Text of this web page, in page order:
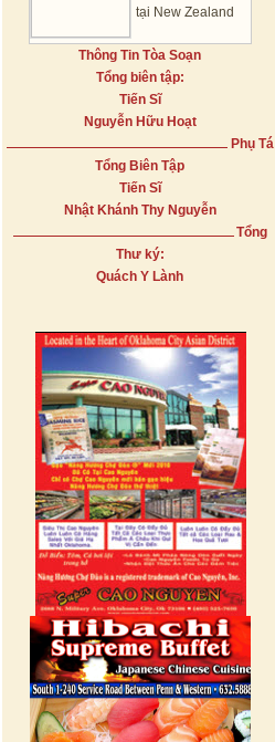
tại New Zealand
Thông Tin Tòa Soạn
Tổng biên tập:
Tiến Sĩ
Nguyễn Hữu Hoạt
Phụ Tá
Tổng Biên Tập
Tiến Sĩ
Nhật Khánh Thy Nguyễn
Tổng
Thư ký:
Quách Y Lành